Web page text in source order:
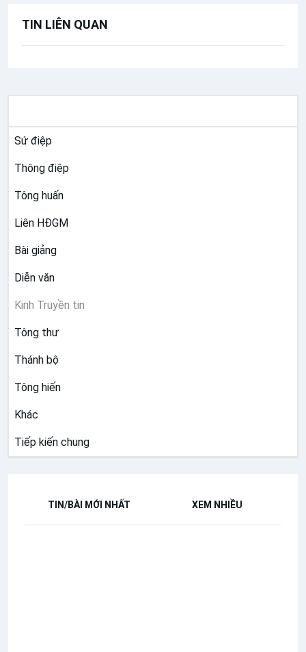
TIN LIÊN QUAN
Sứ điệp
Thông điệp
Tông huấn
Liên HĐGM
Bài giảng
Diễn văn
Kinh Truyền tin
Tông thư
Thánh bộ
Tông hiến
Khác
Tiếp kiến chung
TIN/BÀI MỚI NHẤT XEM NHIỀU